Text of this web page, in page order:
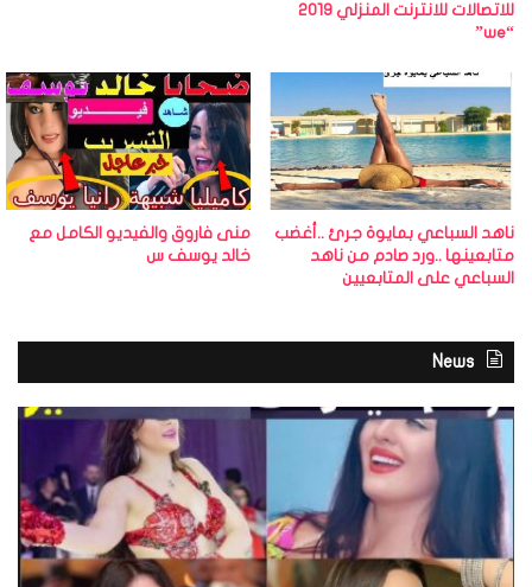
للاتصالات للانترنت المنزلي 2019
“we”
ناهد السباعي بمايوة جرئ ..أغضب
متابعينها ..ورد صادم من ناهد
السباعي على المتابعيين
منى فاروق والفيديو الكامل مع
خالد يوسف س
News